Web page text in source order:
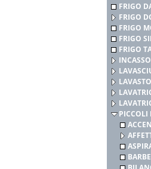
FRIGO
FRIGO
FRIGO
FRIGO
FRIGO
INCASSO
PICCOLI